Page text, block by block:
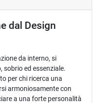
dal Design
da interno, si
sobrio ed essenziale.
per chi ricerca una
armoniosamente con
a una forte personalità